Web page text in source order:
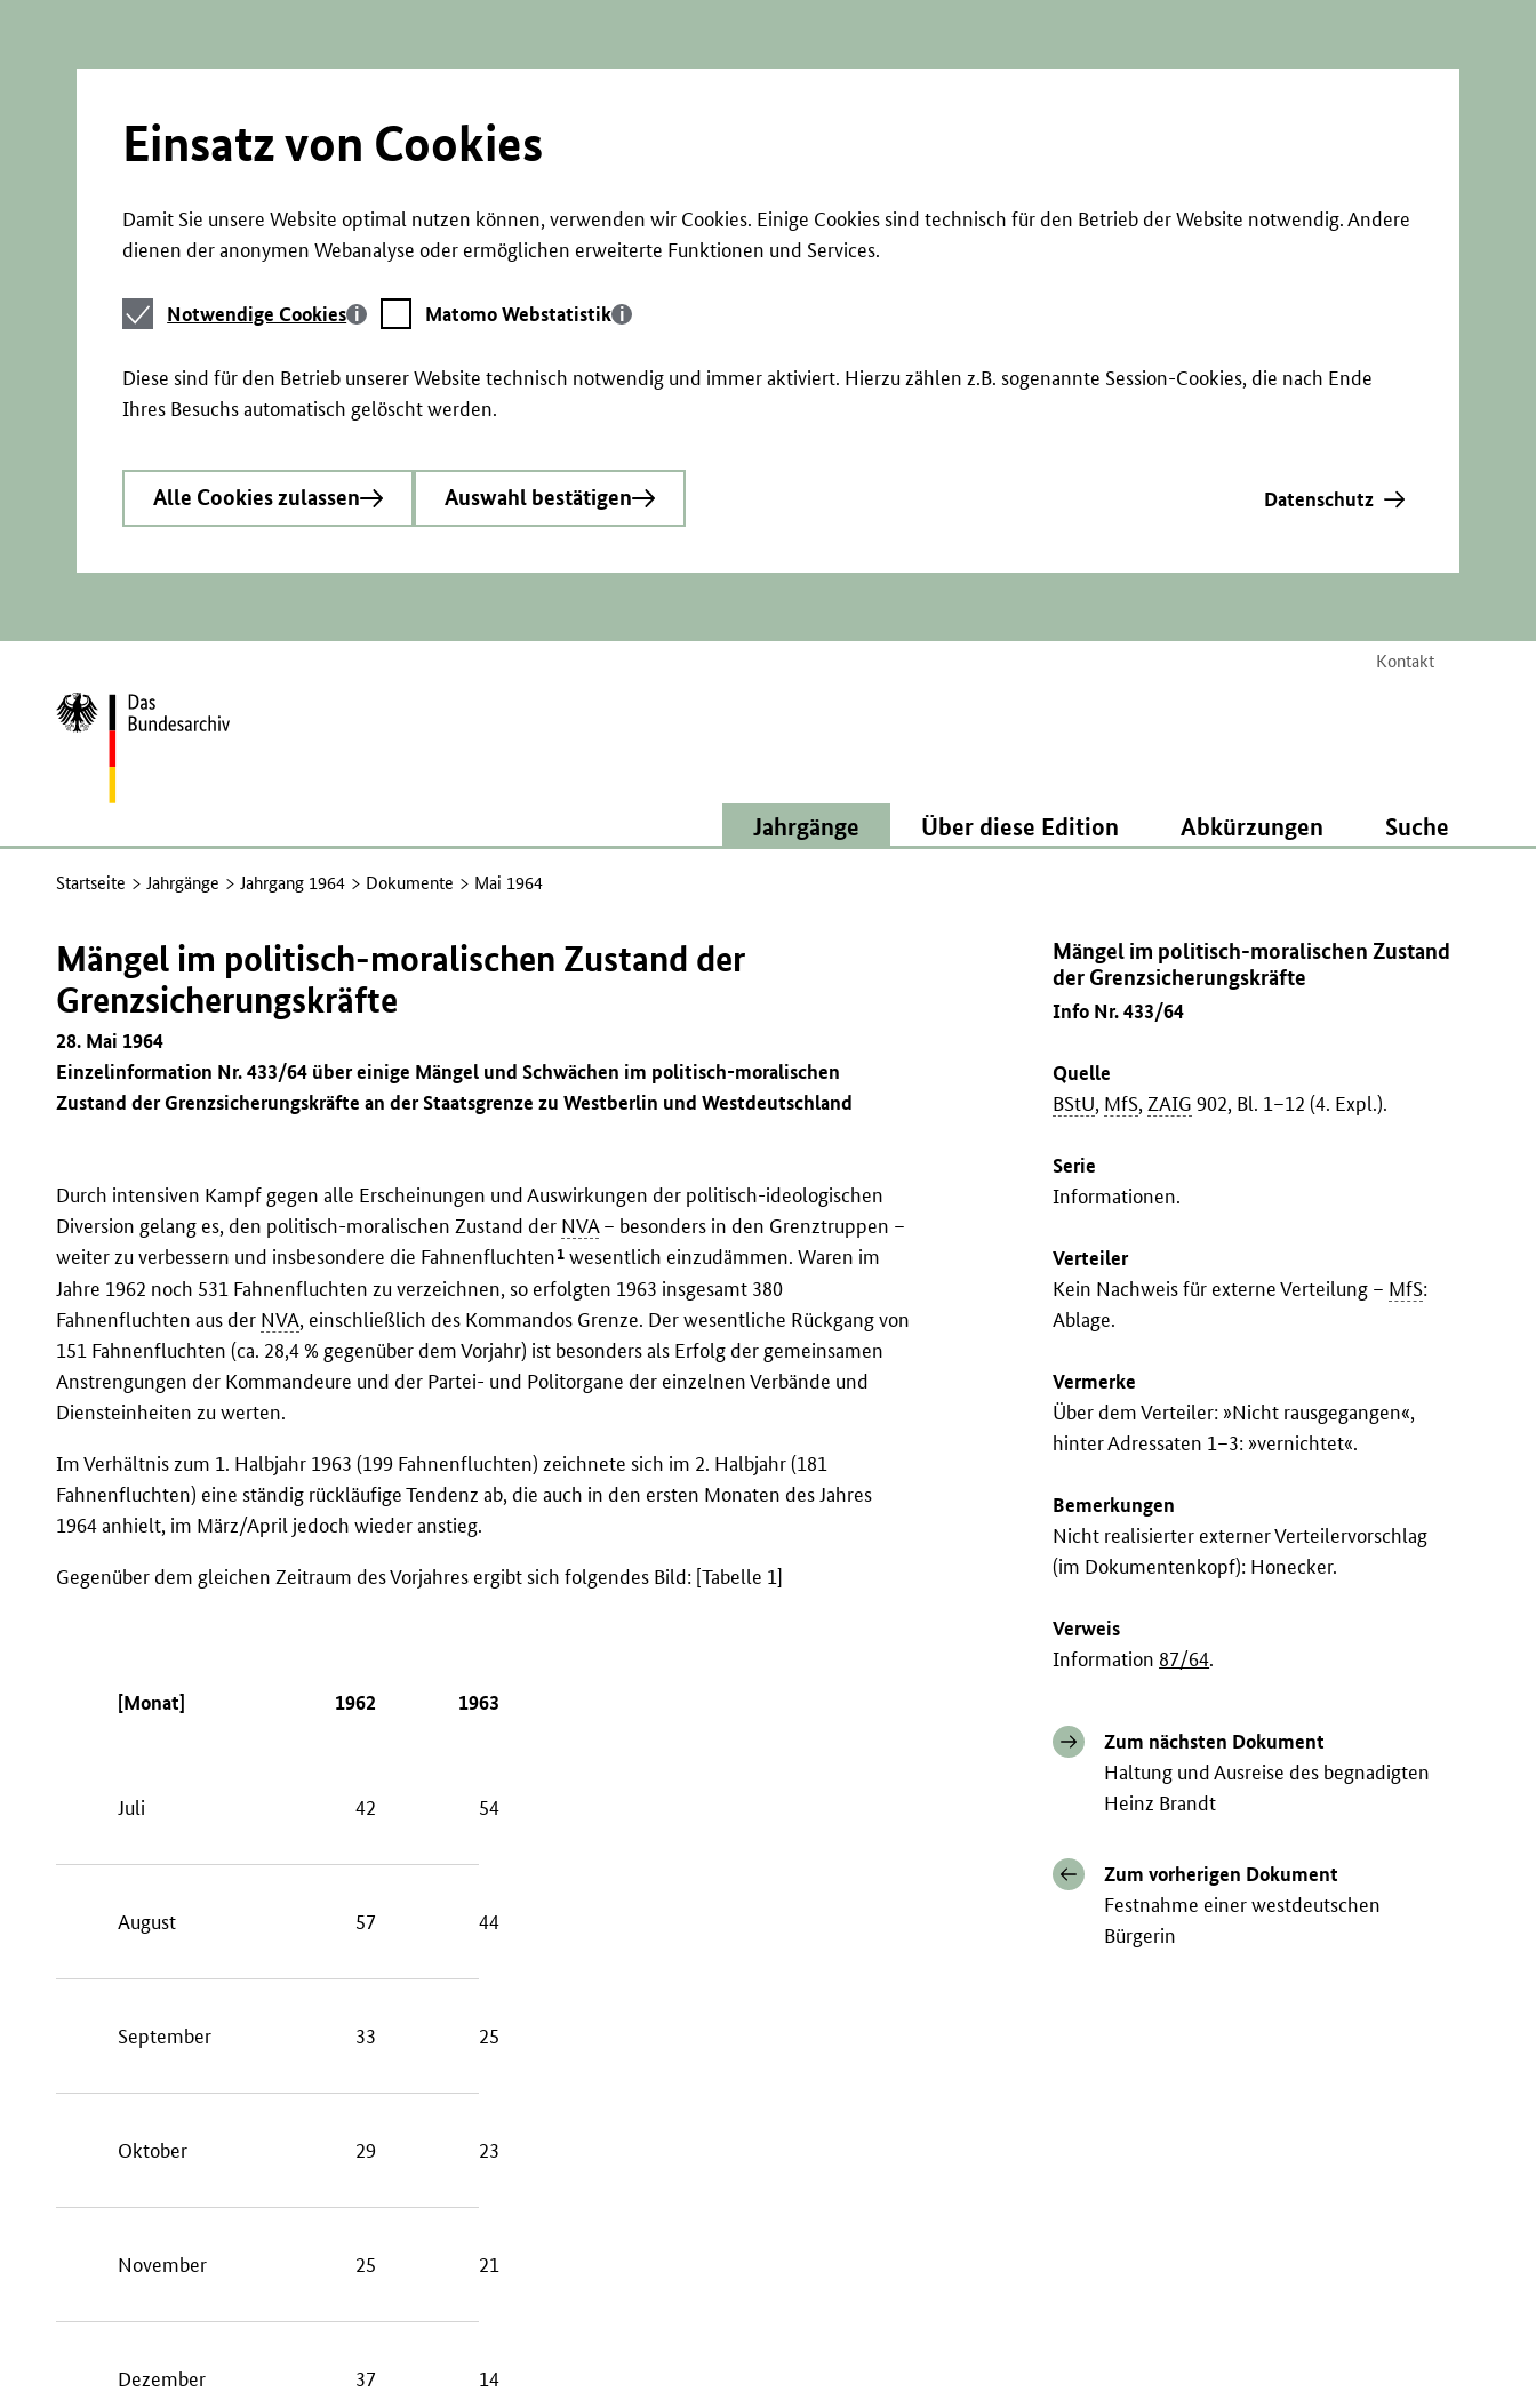
Einsatz von Cookies
Damit Sie unsere Website optimal nutzen können, verwenden wir Cookies. Einige Cookies sind technisch für den Betrieb der Website notwendig. Andere
dienen der anonymen Webanalyse oder ermöglichen erweiterte Funktionen und Services.
Notwendige
Cookies
Notwendige Cookies
Matomo
Webstatistik
Matomo Webstatistik
Diese sind für den Betrieb unserer Website technisch notwendig und immer aktiviert. Hierzu zählen z.B. sogenannte Session-Cookies, die nach Ende
Ihres Besuchs automatisch gelöscht werden.
Alle Cookies zulassen Auswahl bestätigen Datenschutz
Kontakt
Zur
Startseite
Jahrgänge Über diese Edition Abkürzungen Suche
Startseite Jahrgänge Jahrgang 1964 Dokumente Mai 1964
Mängel im politisch-moralischen Zustand
der Grenzsicherungskräfte
Info Nr. 433/64
Quelle
BStU, MfS,ZAIG 902, Bl. 1–12 (4. Expl.).
Serie
Informationen.
Verteiler
Kein Nachweis für externe Verteilung – MfS:
Ablage.
Vermerke
Über dem Verteiler: »Nicht rausgegangen«,
hinter Adressaten 1–3: »vernichtet«.
Bemerkungen
Nicht realisierter externer Verteilervorschlag
(im Dokumentenkopf): Honecker.
Verweis
Information 87/64.
Zum nächsten Dokument
Haltung und Ausreise des begnadigten
Heinz Brandt
Zum vorherigen Dokument
Festnahme einer westdeutschen
Bürgerin
Mängel im politisch-moralischen Zustand der
Grenzsicherungskräfte
28. Mai 1964
Einzelinformation Nr. 433/64 über einige Mängel und Schwächen im politisch-moralischen
Zustand der Grenzsicherungskräfte an der Staatsgrenze zu Westberlin und Westdeutschland
Durch intensiven Kampf gegen alle Erscheinungen und Auswirkungen der politisch-ideologischen
Diversion gelang es, den politisch-moralischen Zustand der NVA– besonders in den Grenztruppen –
weiter zu verbessern und insbesondere die Fahnenfluchten1 wesentlich einzudämmen. Waren im
Jahre 1962 noch 531 Fahnenfluchten zu verzeichnen, so erfolgten 1963 insgesamt 380
Fahnenfluchten aus der NVA, einschließlich des Kommandos Grenze. Der wesentliche Rückgang von
151 Fahnenfluchten (ca. 28,4 % gegenüber dem Vorjahr) ist besonders als Erfolg der gemeinsamen
Anstrengungen der Kommandeure und der Partei- und Politorgane der einzelnen Verbände und
Diensteinheiten zu werten.
Im Verhältnis zum 1. Halbjahr 1963 (199 Fahnenfluchten) zeichnete sich im 2. Halbjahr (181
Fahnenfluchten) eine ständig rückläufige Tendenz ab, die auch in den ersten Monaten des Jahres
1964 anhielt, im März/April jedoch wieder anstieg.
Gegenüber dem gleichen Zeitraum des Vorjahres ergibt sich folgendes Bild: [Tabelle 1]
[Monat] 1962 1963
Juli 42 54
August 57 44
September 33 25
Oktober 29 23
November 25 21
Dezember 37 14